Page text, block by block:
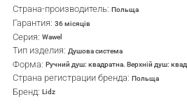
Страна-производитель: Польща
Гарантия: 36 місяців
Серия: Wawel
Тип изделия: Душова система
Форма: Ручний душ: квадратна. Верхній душ:
Страна регистрации бренда: Польща
Бренд: Lidz